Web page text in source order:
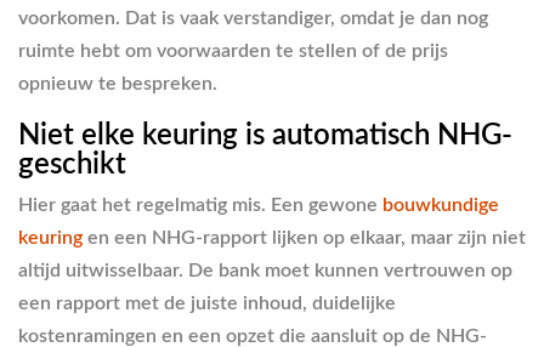
voorkomen. Dat is vaak verstandiger, omdat je dan nog
ruimte hebt om voorwaarden te stellen of de prijs
opnieuw te bespreken.
Niet elke keuring is automatisch NHG-
geschikt
Hier gaat het regelmatig mis. Een gewone bouwkundige
keuring en een NHG-rapport lijken op elkaar, maar zijn niet
altijd uitwisselbaar. De bank moet kunnen vertrouwen op
een rapport met de juiste inhoud, duidelijke
kostenramingen en een opzet die aansluit op de NHG-